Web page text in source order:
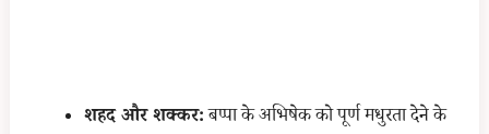
शहद और शक्कर:बप्पा के अभिषेक को पूर्ण मधुरता देने के